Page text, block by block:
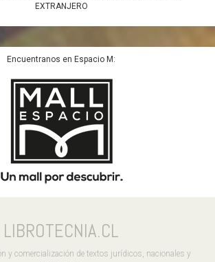
EXTRANJERO
Encuentranos en Espacio M:
LIBROTECNIA.CL
y comercialización de textos jurídicos, nacionales y